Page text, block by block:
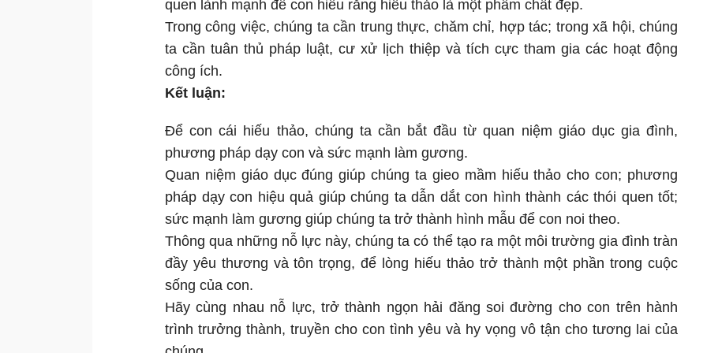
quen lành mạnh để con hiểu rằng hiếu thảo là một phẩm chất đẹp.
Trong công việc, chúng ta cần trung thực, chăm chỉ, hợp tác; trong xã hội, chúng
ta cần tuân thủ pháp luật, cư xử lịch thiệp và tích cực tham gia các hoạt động
công ích.
Kết luận:
Để con cái hiếu thảo, chúng ta cần bắt đầu từ quan niệm giáo dục gia đình,
phương pháp dạy con và sức mạnh làm gương.
Quan niệm giáo dục đúng giúp chúng ta gieo mầm hiếu thảo cho con; phương
pháp dạy con hiệu quả giúp chúng ta dẫn dắt con hình thành các thói quen tốt;
sức mạnh làm gương giúp chúng ta trở thành hình mẫu để con noi theo.
Thông qua những nỗ lực này, chúng ta có thể tạo ra một môi trường gia đình tràn
đầy yêu thương và tôn trọng, để lòng hiếu thảo trở thành một phần trong cuộc
sống của con.
Hãy cùng nhau nỗ lực, trở thành ngọn hải đăng soi đường cho con trên hành
trình trưởng thành, truyền cho con tình yêu và hy vọng vô tận cho tương lai của